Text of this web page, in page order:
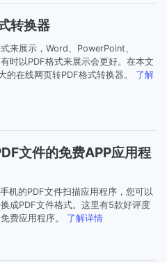
转换器
来展示，Word、PowerPoint、
时以PDF格式来展示会更好。在本文
的在线网页转PDF格式转换器。 了解
文件的免费APP应用程
机的PDF文件扫描应用程序，您可以
成PDF文件格式。这里有5款好评度
费应用程序。 了解详情